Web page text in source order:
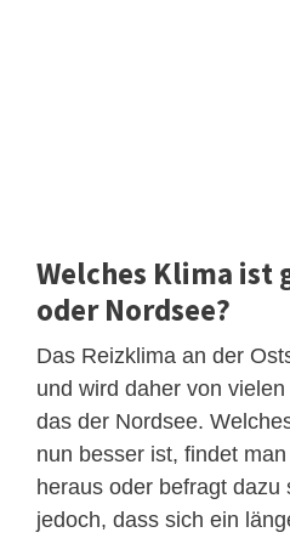
Welches Klima ist
oder Nordsee?
Das Reizklima an der
und wird daher von
das der Nordsee.
nun besser ist, findet
heraus oder befragt dazu
jedoch, dass sich ein